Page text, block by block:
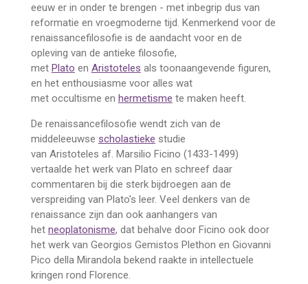
eeuw er in onder te brengen - met inbegrip dus van
reformatie en vroegmoderne tijd. Kenmerkend voor de
renaissancefilosofie is de aandacht voor en de
opleving van de antieke filosofie,
met Plato en Aristoteles als toonaangevende figuren,
en het enthousiasme voor alles wat
met occultisme en hermetisme te maken heeft.
De renaissancefilosofie wendt zich van de
middeleeuwse scholastieke studie
van Aristoteles af. Marsilio Ficino (1433-1499)
vertaalde het werk van Plato en schreef daar
commentaren bij die sterk bijdroegen aan de
verspreiding van Plato's leer. Veel denkers van de
renaissance zijn dan ook aanhangers van
het neoplatonisme, dat behalve door Ficino ook door
het werk van Georgios Gemistos Plethon en Giovanni
Pico della Mirandola bekend raakte in intellectuele
kringen rond Florence.